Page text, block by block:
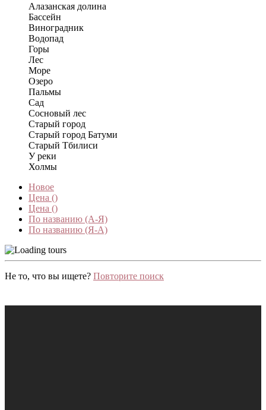
Алазанская долина
Бассейн
Виноградник
Водопад
Горы
Лес
Море
Озеро
Пальмы
Сад
Сосновый лес
Старый город
Старый город Батуми
Старый Тбилиси
У реки
Холмы
Новое
Цена ()
Цена ()
По названию (А-Я)
По названию (Я-А)
Не то, что вы ищете? Повторите поиск